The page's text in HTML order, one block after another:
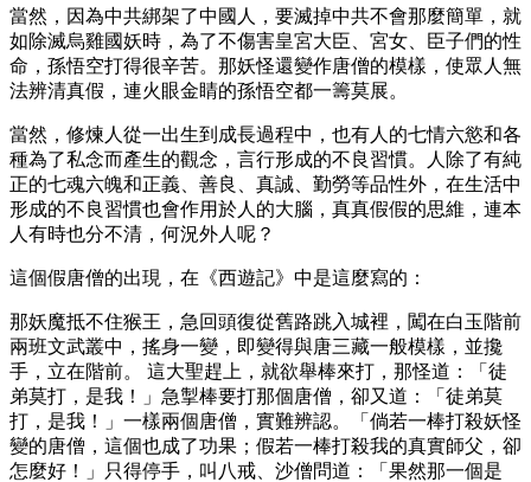
當然，因為中共綁架了中國人，要滅掉中共不會那麼簡單，就
如除滅烏雞國妖時，為了不傷害皇宮大臣、宮女、臣子們的性
命，孫悟空打得很辛苦。那妖怪還變作唐僧的模樣，使眾人無
法辨清真假，連火眼金睛的孫悟空都一籌莫展。
當然，修煉人從一出生到成長過程中，也有人的七情六慾和各
種為了私念而產生的觀念，言行形成的不良習慣。人除了有純
正的七魂六魄和正義、善良、真誠、勤勞等品性外，在生活中
形成的不良習慣也會作用於人的大腦，真真假假的思維，連本
人有時也分不清，何況外人呢？
這個假唐僧的出現，在《西遊記》中是這麼寫的：
那妖魔抵不住猴王，急回頭復從舊路跳入城裡，闖在白玉階前
兩班文武叢中，搖身一變，即變得與唐三藏一般模樣，並攙
手，立在階前。 這大聖趕上，就欲舉棒來打，那怪道：「徒
弟莫打，是我！」急掣棒要打那個唐僧，卻又道：「徒弟莫
打，是我！」一樣兩個唐僧，實難辨認。「倘若一棒打殺妖怪
變的唐僧，這個也成了功果；假若一棒打殺我的真實師父，卻
怎麼好！」只得停手，叫八戒、沙僧問道：「果然那一個是